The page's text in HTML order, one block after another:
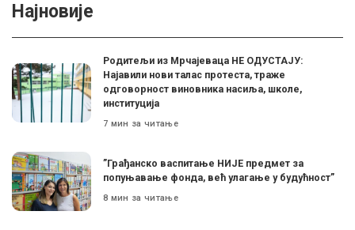
Најновије
Родитељи из Мрчајеваца НЕ ОДУСТАЈУ:
Најавили нови талас протеста, траже
одговорност виновника насиља, школе,
институција
7 мин за читање
”Грађанско васпитање НИЈЕ предмет за
попуњавање фонда, већ улагање у будућност”
8 мин за читање